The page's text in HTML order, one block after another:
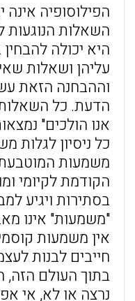
הפילוסופיה אינה
השאלות
היא יכולה
עליהן ושאלות
וההבחנה הזאת
הדעת. כל השאלות
אנו הולכים"
כל ניסיון לגלות
משמעות
הקודמת לקיומי
בסתירות ויגיע
"משמעות" אינו
אין משמעות
חייבים לבנות
בתוך העולם
נרצה או לא, אי